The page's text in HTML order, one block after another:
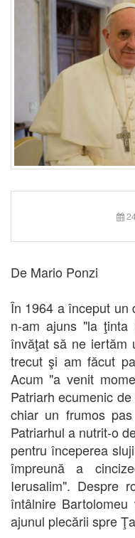
De Mario Ponzi
În 1964 a început un
n-am ajuns "la ţinta
învăţat să ne iertăm
trecut şi am făcut
Acum "a venit
Patriarh ecumenic
chiar un frumos
Patriarhul a nutrit-o
pentru începerea
împreună a
Ierusalim". Despre
întâlnire
ajunul plecării spre